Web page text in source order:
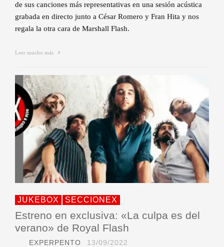
de sus canciones más representativas en una sesión acústica
grabada en directo junto a César Romero y Fran Hita y nos
regala la otra cara de Marshall Flash.
Leer mucho más
JUKEBOX SECCIONEX
Estreno en exclusiva: «La culpa es del
verano» de Royal Flash
EXPERPENTO 13/09/2022